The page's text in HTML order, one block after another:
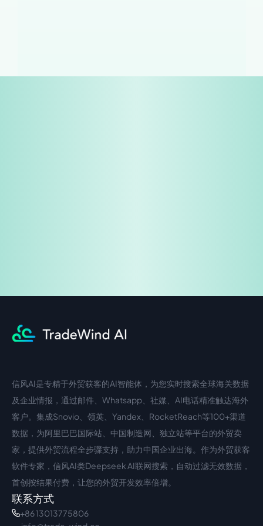
中文入口 外语入口
信风AI是专精于外贸获客的AI智能体，为您实时搜索全球海关数据
及企业情报，通过邮件、Whatsapp、社媒、AI电话精准触达海外
客户。集成Snovio、领英、Yandex、RocketReach等100+渠道
数据，为阿里巴巴国际站、中国制造网、独立站等平台的外贸卖
家，提供外贸流程全步骤支持，助力中国企业出海。作为外贸获客
软件专家，信风AI类Deepseek AI联网搜索，自动过滤无效数据，
首创按结果付费，让您的外贸开发效率倍增。
联系方式
+86 13013775806